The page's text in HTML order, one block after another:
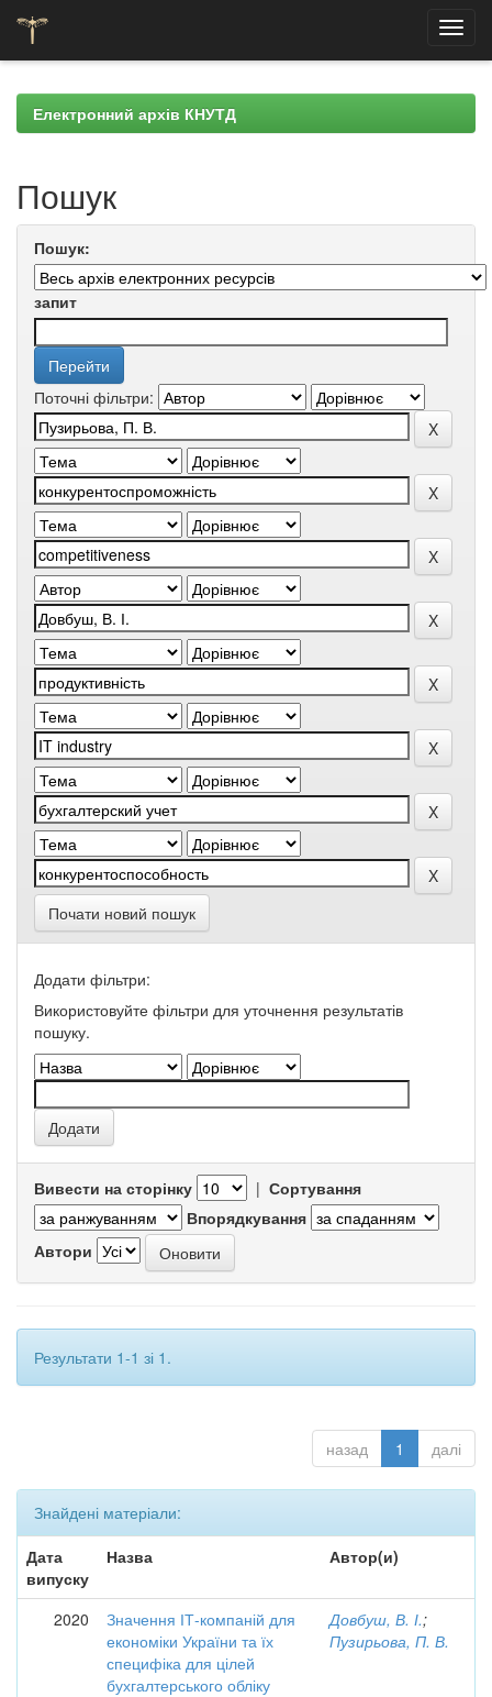
navigationЕлектронний архів КНУТД
Пошук
Пошук:
запит
Поточні фільтри:
Почати новий пошук
Додати фільтри:
Використовуйте фільтри для уточнення результатів
пошуку.
Вивести на сторінку | Сортування
Впорядкування
Автори
Результати 1-1 зі 1.
назад 1 далі
Знайдені матеріали:
Дата
випуску
Назва Автор(и)
2020
Значення ІТ-компаній для
економіки України та їх
специфіка для цілей
бухгалтерського обліку
Довбуш, В. І.;
Пузирьова, П. В.